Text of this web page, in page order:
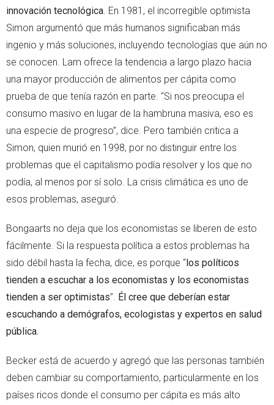
innovación tecnológica . En 1981, el incorregible optimista
Simon argumentó que más humanos significaban más
ingenio y más soluciones, incluyendo tecnologías que aún no
se conocen. Lam ofrece la tendencia a largo plazo hacia
una mayor producción de alimentos per cápita como
prueba de que tenía razón en parte. “Si nos preocupa el
consumo masivo en lugar de la hambruna masiva, eso es
una especie de progreso”, dice. Pero también critica a
Simon, quien murió en 1998, por no distinguir entre los
problemas que el capitalismo podía resolver y los que no
podía, al menos por sí solo. La crisis climática es uno de
esos problemas, aseguró.
Bongaarts no deja que los economistas se liberen de esto
fácilmente. Si la respuesta política a estos problemas ha
sido débil hasta la fecha, dice, es porque “los políticos
tienden a escuchar a los economistas y los economistas
tienden a ser optimistas”. Él cree que deberían estar
escuchando a demógrafos, ecologistas y expertos en salud
pública.
Becker está de acuerdo y agregó que las personas también
deben cambiar su comportamiento, particularmente en los
países ricos donde el consumo per cápita es más alto